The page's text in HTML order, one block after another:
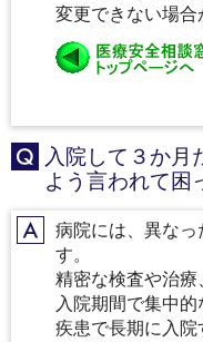
変更できない場合
Q
入院して３か月
よう言われて困
A病院には、異なっ
す。
精密な検査や治
入院期間で集中
疾患で長期に入